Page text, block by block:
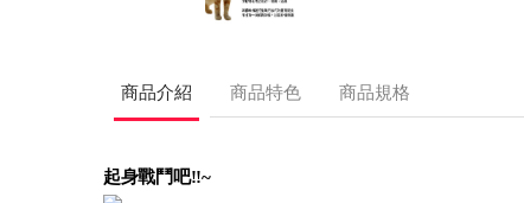
商品介紹 商品特色 商品規格
起身戰鬥吧!!~